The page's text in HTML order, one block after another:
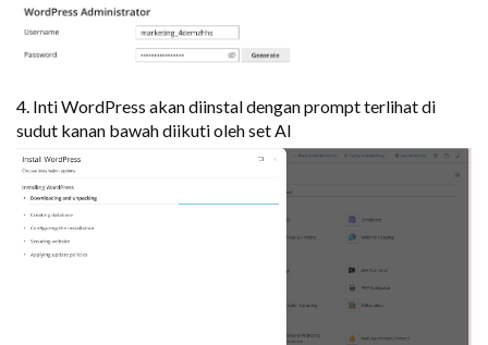
4. Inti WordPress akan diinstal dengan prompt terlihat di
sudut kanan bawah diikuti oleh set AI